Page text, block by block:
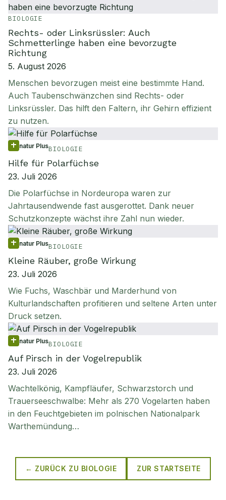
BIOLOGIE
Rechts- oder Linksrüssler: Auch
Schmetterlinge haben eine bevorzugte
Richtung
5. August 2026
Menschen bevorzugen meist eine bestimmte Hand.
Auch Taubenschwänzchen sind Rechts- oder
Linksrüssler. Das hilft den Faltern, ihr Gehirn effizient
zu nutzen.
natur PlusBIOLOGIE
Hilfe für Polarfüchse
23. Juli 2026
Die Polarfüchse in Nordeuropa waren zur
Jahrtausendwende fast ausgerottet. Dank neuer
Schutzkonzepte wächst ihre Zahl nun wieder.
natur PlusBIOLOGIE
Kleine Räuber, große Wirkung
23. Juli 2026
Wie Fuchs, Waschbär und Marderhund von
Kulturlandschaften profitieren und seltene Arten unter
Druck setzen.
natur PlusBIOLOGIE
Auf Pirsch in der Vogelrepublik
23. Juli 2026
Wachtelkönig, Kampfläufer, Schwarzstorch und
Trauerseeschwalbe: Mehr als 270 Vogelarten haben
in den Feuchtgebieten im polnischen Nationalpark
Warthemündung…
← ZURÜCK ZU BIOLOGIE ZUR STARTSEITE